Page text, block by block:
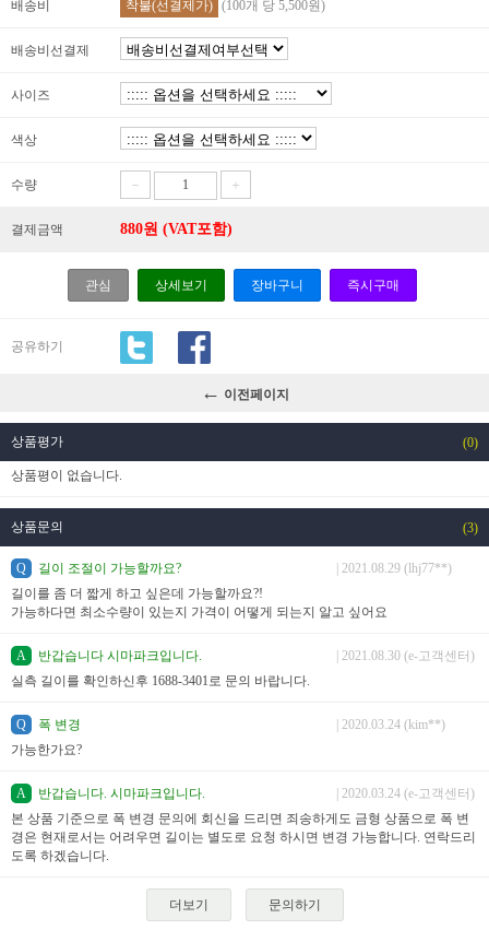
배송비 착불(선결제가) (100개 당 5,500원)
배송비선결제
사이즈
색상
수량 － ＋
결제금액 880원 (VAT포함)
관심 상세보기 장바구니 즉시구매
공유하기
← 이전페이지
상품평가 (0)
상품평이 없습니다.
상품문의 (3)
Q 길이 조절이 가능할까요?
| 2021.08.29 (lhj77**)
길이를 좀 더 짧게 하고 싶은데 가능할까요?!
가능하다면 최소수량이 있는지 가격이 어떻게 되는지 알고 싶어요
A 반갑습니다 시마파크입니다.
| 2021.08.30 (e-고객센터)
실측 길이를 확인하신후 1688-3401로 문의 바랍니다.
Q 폭 변경
| 2020.03.24 (kim**)
가능한가요?
A 반갑습니다. 시마파크입니다.
| 2020.03.24 (e-고객센터)
본 상품 기준으로 폭 변경 문의에 회신을 드리면 죄송하게도 금형 상품으로 폭 변
경은 현재로서는 어려우면 길이는 별도로 요청 하시면 변경 가능합니다. 연락드리
도록 하겠습니다.
더보기 문의하기